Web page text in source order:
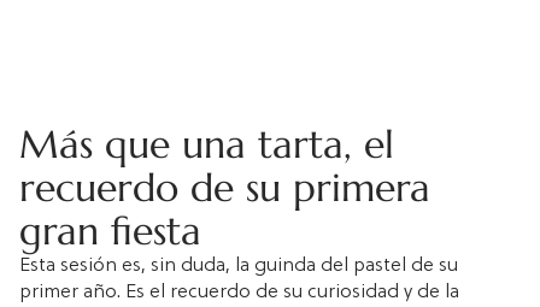
Más que una tarta, el
recuerdo de su primera
gran fiesta
Esta sesión es, sin duda, la guinda del pastel de su
primer año. Es el recuerdo de su curiosidad y de la